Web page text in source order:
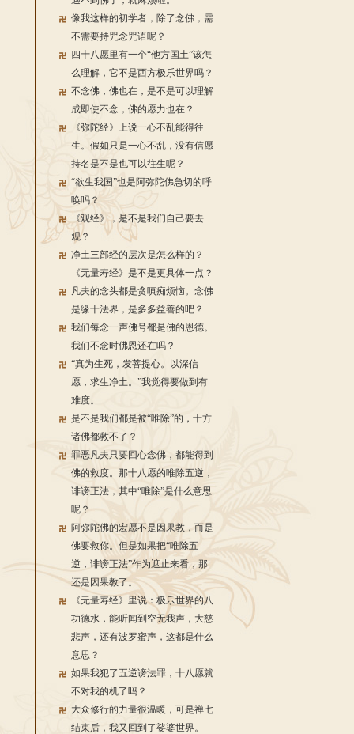
像我这样的初学者，除了念佛，需
不需要持咒念咒语呢？
四十八愿里有一个“他方国土”该怎
么理解，它不是西方极乐世界吗？
不念佛，佛也在，是不是可以理解
成即使不念，佛的愿力也在？
《弥陀经》上说一心不乱能得往
生。假如只是一心不乱，没有信愿
持名是不是也可以往生呢？
“欲生我国”也是阿弥陀佛急切的呼
唤吗？
《观经》，是不是我们自己要去
观？
净土三部经的层次是怎么样的？
《无量寿经》是不是更具体一点？
凡夫的念头都是贪嗔痴烦恼。念佛
是缘十法界，是多多益善的吧？
我们每念一声佛号都是佛的恩德。
我们不念时佛恩还在吗？
“真为生死，发菩提心。以深信
愿，求生净土。”我觉得要做到有
难度。
是不是我们都是被“唯除”的，十方
诸佛都救不了？
罪恶凡夫只要回心念佛，都能得到
佛的救度。那十八愿的唯除五逆，
诽谤正法，其中“唯除”是什么意思
呢？
阿弥陀佛的宏愿不是因果教，而是
佛要救你。但是如果把“唯除五
逆，诽谤正法”作为遮止来看，那
还是因果教了。
《无量寿经》里说：极乐世界的八
功德水，能听闻到空无我声，大慈
悲声，还有波罗蜜声，这都是什么
意思？
如果我犯了五逆谤法罪，十八愿就
不对我的机了吗？
大众修行的力量很温暖，可是禅七
结束后，我又回到了娑婆世界。